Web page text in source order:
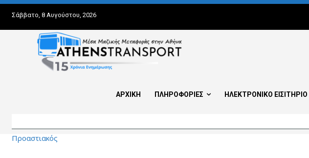
Σάββατο, 8 Αυγούστου, 2026
ΑΡΧΙΚΗ ΠΛΗΡΟΦΟΡΙΕΣ ΗΛΕΚΤΡΟΝΙΚΟ ΕΙΣΙΤΗΡΙΟ
Προαστιακός